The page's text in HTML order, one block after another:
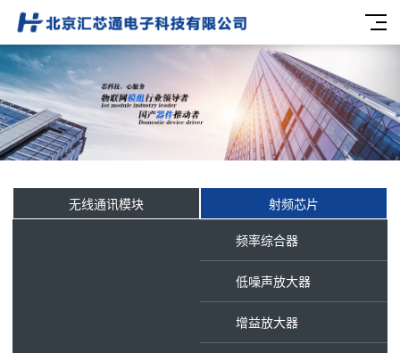
无线通讯模块 射频芯片
频率综合器
低噪声放大器
增益放大器